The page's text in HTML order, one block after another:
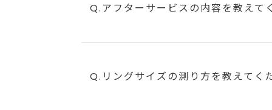
Q.アフターサービスの内容を教えて
Q.リングサイズの測り方を教えてく